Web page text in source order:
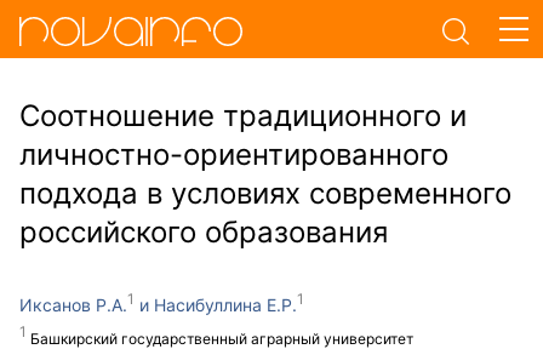
Соотношение традиционного и
личностно-ориентированного
подхода в условиях современного
российского образования
Иксанов Р.А.
Башкирский государственный аграрный университет
Насибуллина Е.Р.